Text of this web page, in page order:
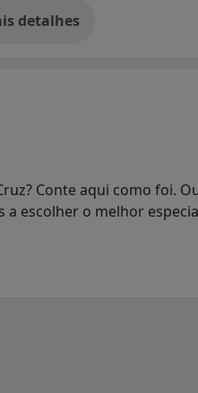
detalhes
o endereço
Conte aqui como foi.
escolher o melhor